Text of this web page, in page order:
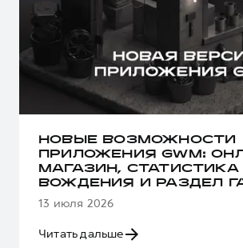
НОВЫЕ ВОЗМОЖНОСТИ
ПРИЛОЖЕНИЯ GWM:
МАГАЗИН, СТАТИСТИКА
ВОЖДЕНИЯ И РАЗДЕЛ
13 июля 2026
Читать дальше